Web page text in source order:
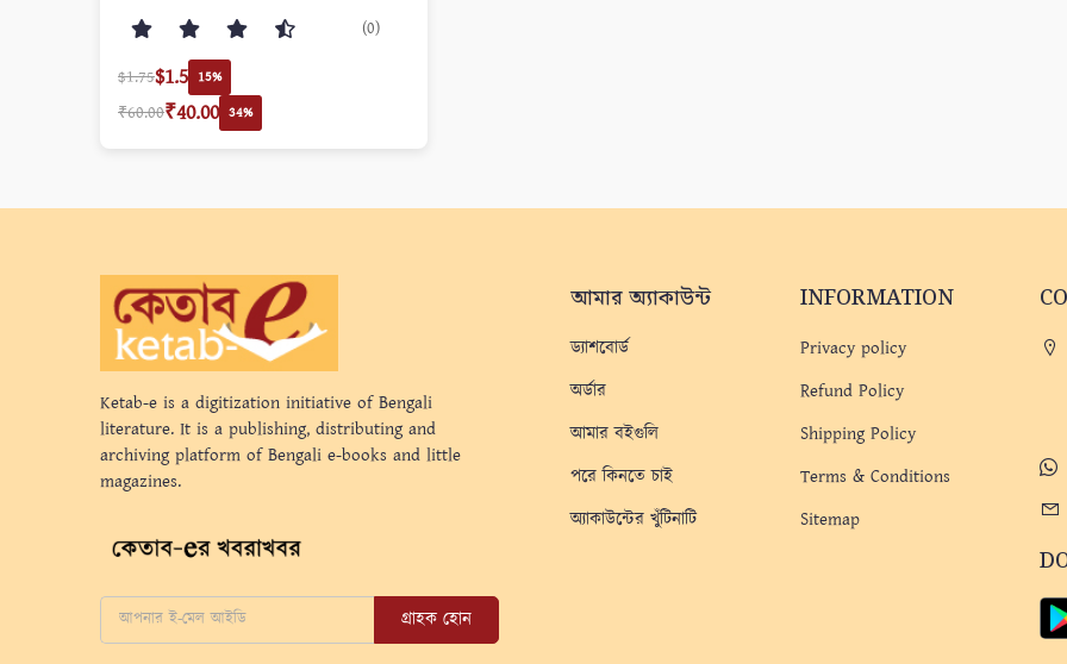
(0)
$1.75$1.5 15%
₹60.00₹40.00 34%
Ketab-e is a digitization initiative of Bengali
literature. It is a publishing, distributing and
archiving platform of Bengali e-books and little
magazines.
গ্রাহক হোন
আমার অ্যাকাউন্ট
ড্যাশবোর্ড
অর্ডার
আমার বইগুলি
পরে কিনতে চাই
অ্যাকাউন্টের খুঁটিনাটি
INFORMATION
Privacy policy
Refund Policy
Shipping Policy
Terms & Conditions
Sitemap